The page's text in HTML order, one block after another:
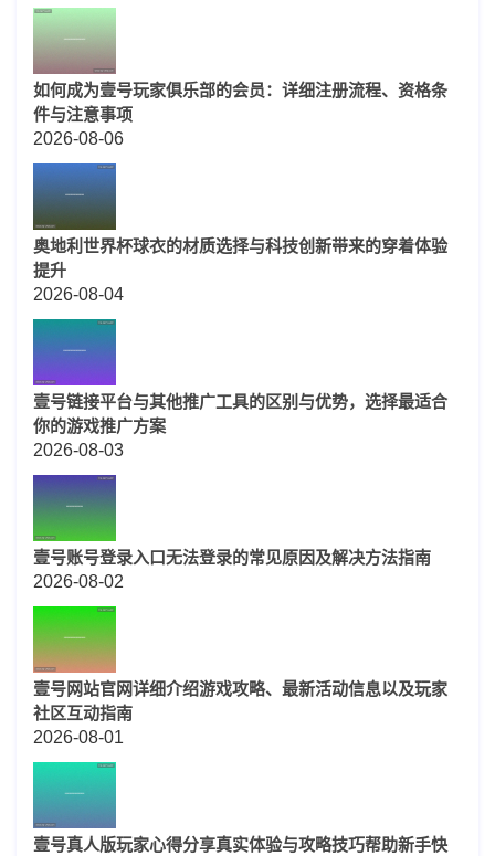
如何成为壹号玩家俱乐部的会员：详细注册流程、资格条
件与注意事项
2026-08-06
奥地利世界杯球衣的材质选择与科技创新带来的穿着体验
提升
2026-08-04
壹号链接平台与其他推广工具的区别与优势，选择最适合
你的游戏推广方案
2026-08-03
壹号账号登录入口无法登录的常见原因及解决方法指南
2026-08-02
壹号网站官网详细介绍游戏攻略、最新活动信息以及玩家
社区互动指南
2026-08-01
壹号真人版玩家心得分享真实体验与攻略技巧帮助新手快